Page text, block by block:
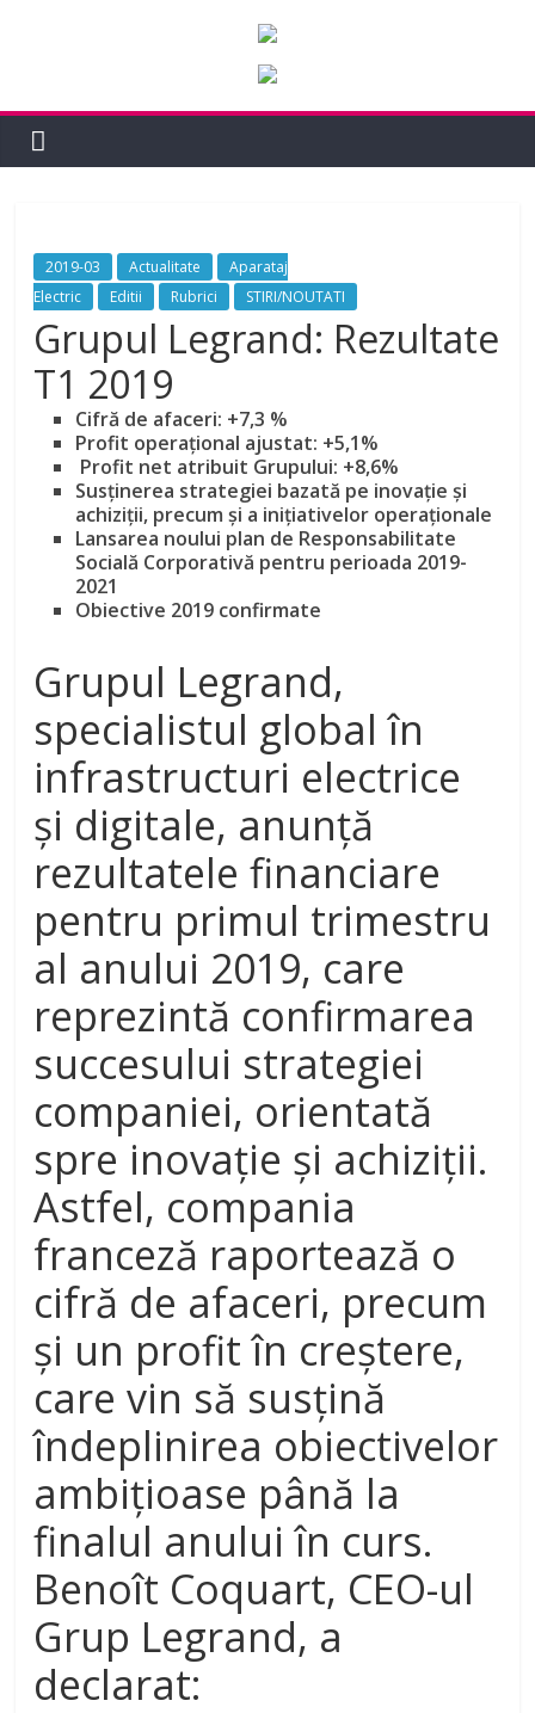
2019-03 Actualitate
Aparataj
Electric
Editii Rubrici STIRI/NOUTATI
Grupul Legrand: Rezultate
T1 2019
Cifră de afaceri: +7,3 %
Profit operaţional ajustat: +5,1%
Profit net atribuit Grupului: +8,6%
Susţinerea strategiei bazată pe inovaţie şi
achiziții, precum și a inițiativelor operaționale
Lansarea noului plan de Responsabilitate
Socială Corporativă pentru perioada 2019-
2021
Obiective 2019 confirmate
Grupul Legrand,
specialistul global în
infrastructuri electrice
și digitale, anunță
rezultatele financiare
pentru primul trimestru
al anului 2019, care
reprezintă confirmarea
succesului strategiei
companiei, orientată
spre inovație și achiziții.
Astfel, compania
franceză raportează o
cifră de afaceri, precum
și un profit în creștere,
care vin să susțină
îndeplinirea obiectivelor
ambițioase până la
finalul anului în curs.
Benoît Coquart, CEO-ul
Grup Legrand, a
declarat: